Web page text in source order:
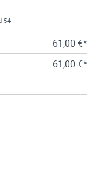
54
61,00 €*
61,00 €*